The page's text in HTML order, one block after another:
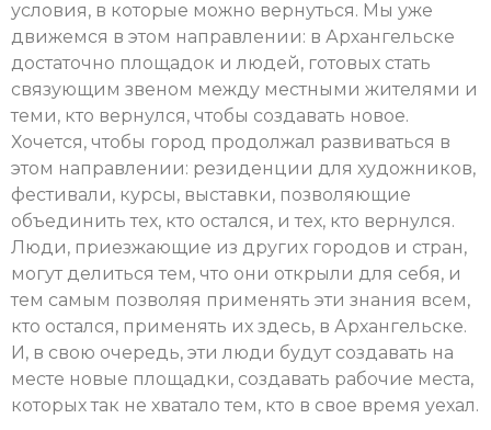
условия, в которые можно вернуться. Мы уже
движемся в этом направлении: в Архангельске
достаточно площадок и людей, готовых стать
связующим звеном между местными жителями и
теми, кто вернулся, чтобы создавать новое.
Хочется, чтобы город продолжал развиваться в
этом направлении: резиденции для художников,
фестивали, курсы, выставки, позволяющие
объединить тех, кто остался, и тех, кто вернулся.
Люди, приезжающие из других городов и стран,
могут делиться тем, что они открыли для себя, и
тем самым позволяя применять эти знания всем,
кто остался, применять их здесь, в Архангельске.
И, в свою очередь, эти люди будут создавать на
месте новые площадки, создавать рабочие места,
которых так не хватало тем, кто в свое время уехал.